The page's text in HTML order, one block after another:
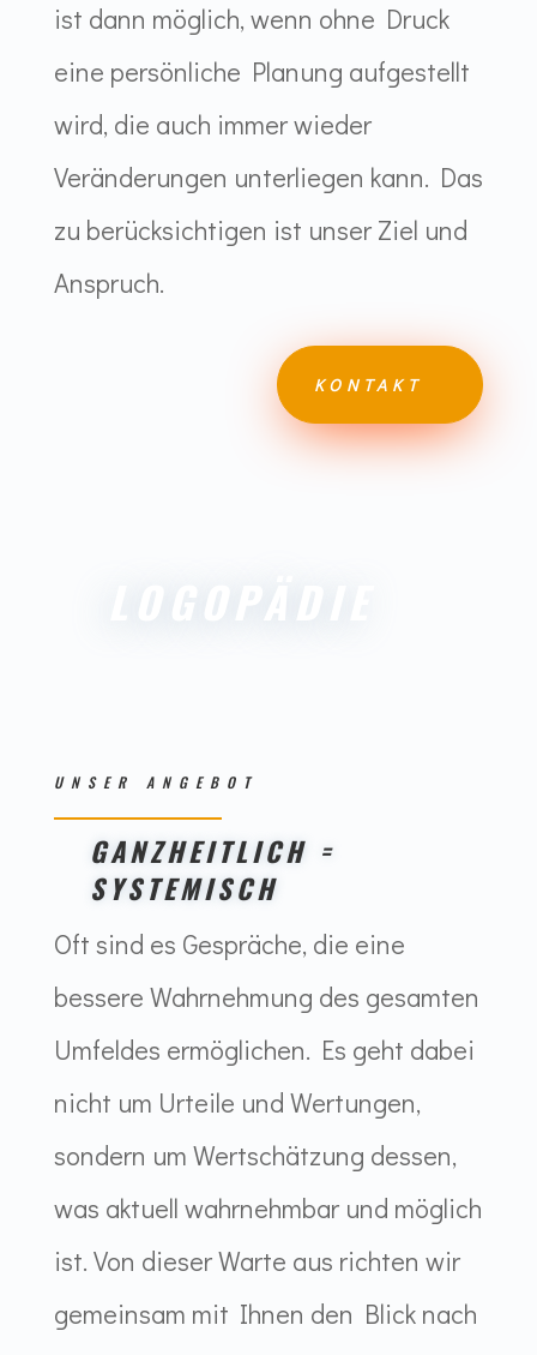
ist dann möglich, wenn ohne Druck
eine persönliche Planung aufgestellt
wird, die auch immer wieder
Veränderungen unterliegen kann. Das
zu berücksichtigen ist unser Ziel und
Anspruch.
KONTAKT
UNSER ANGEBOT
GANZHEITLICH =
SYSTEMISCH
Oft sind es Gespräche, die eine
bessere Wahrnehmung des gesamten
Umfeldes ermöglichen. Es geht dabei
nicht um Urteile und Wertungen,
sondern um Wertschätzung dessen,
was aktuell wahrnehmbar und möglich
ist. Von dieser Warte aus richten wir
gemeinsam mit Ihnen den Blick nach